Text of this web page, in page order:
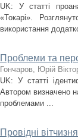
UK: У статті
«Токарі».
використання
Проблеми та
Гончаров, Юрій
UK: У статті
Автором визначено
проблемами ...
Провідні